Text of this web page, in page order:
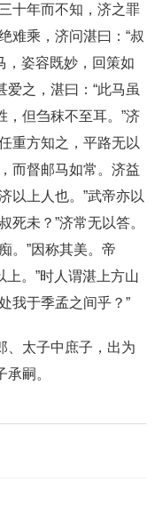
十年而不知，济之罪
难乘，济问湛曰：“叔
，姿容既妙，回策如
之，湛曰：“此马虽
，但刍秣不至耳。”济
重方知之，平路无以
而督邮马如常。济益
以上人也。”武帝亦以
死未？”济常无以答。
。”因称其美。帝
上。”时人谓湛上方山
我于季孟之间乎？”
、太子中庶子，出为
嗣。